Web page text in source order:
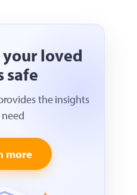
loved
safe
the insights
more